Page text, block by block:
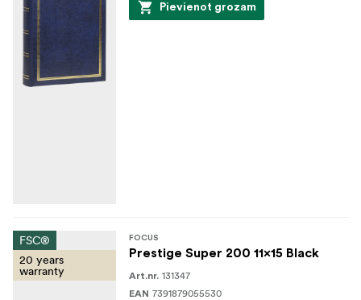
Pievienot grozam
FSC®
20 years
warranty
FOCUS
Prestige Super 200 11x15 Black
Art.nr. 131347
EAN 7391879055530